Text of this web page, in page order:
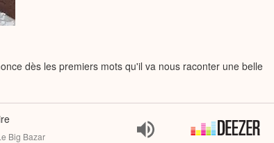
dès les premiers mots qu'il va nous raconter une belle
Big Bazar